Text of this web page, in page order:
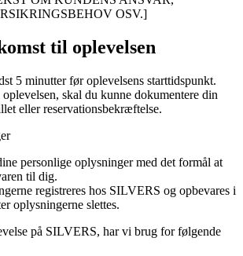
OSV.]
til oplevelsen
5 minutter før oplevelsens starttidspunkt.
skal du kunne dokumentere din
eller reservationsbekræftelse.
personlige oplysninger med det formål at
til dig.
registreres hos SILVERS og opbevares i
oplysningerne slettes.
på SILVERS, har vi brug for følgende